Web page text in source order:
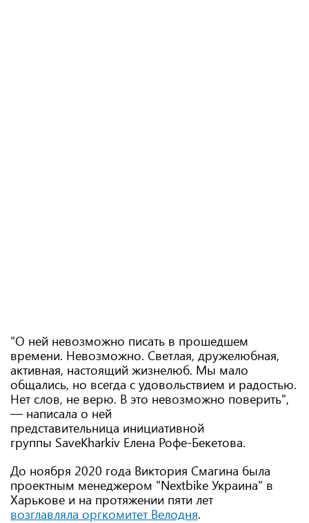
"О ней невозможно писать в прошедшем
времени. Невозможно. Светлая, дружелюбная,
активная, настоящий жизнелюб. Мы мало
общались, но всегда с удовольствием и радостью.
Нет слов, не верю. В это невозможно поверить",
— написала о ней
представительница инициативной
группы SaveKharkiv Елена Рофе-Бекетова.
До ноября 2020 года Виктория Смагина была
проектным менеджером "Nextbike Украина" в
Харькове и на протяжении пяти лет
возглавляла оргкомитет Велодня.